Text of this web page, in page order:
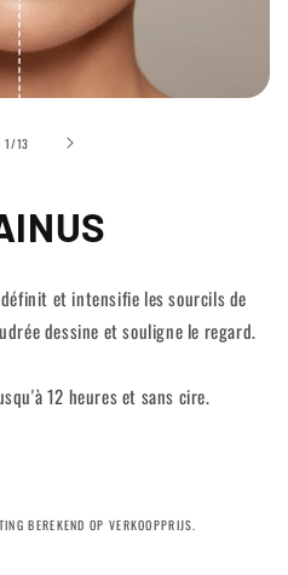
1/de
13
et intensifie les sourcils de
dessine et souligne le regard.
12 heures et sans cire.
BEREKEND OP VERKOOPPRIJS.